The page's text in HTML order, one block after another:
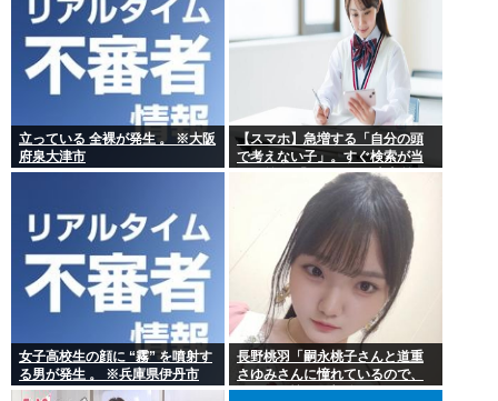
立っている 全裸が発生 。 ※大阪
府泉大津市
【スマホ】急増する「自分の頭
で考えない子」。すぐ検索が当
たり前に 「タイパ」至上主義
女子高校生の顔に “霧” を噴射す
る男が発生 。 ※兵庫県伊丹市
長野桃羽「嗣永桃子さんと道重
さゆみさんに憧れているので、
ふたりの憧れの部分をぎゅっと